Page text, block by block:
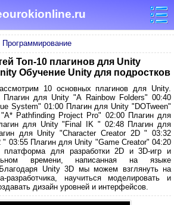
Программирование
Топ-10 плагинов для Unity
Обучение Unity для подростков
10 основных плагинов для Unity.
Плагин для Unity "А Rainbow Folders" 00:40
System" 01:00 Плагин для Unity "DOTween"
Pathfinding Project Pro" 02:00 Плагин для
для Unity "Final IK " 02:48 Плагин для
для Unity "Character Creator 2D " 03:32
03:55 Плагин для Unity "Game Creator" 04:20
для разработки 2D и 3D-игр и
времени, написанная на языке
Unity 3D мы можем взглянуть на
разработчика, научиться моделировать и
дизайн уровней и интерфейсов.